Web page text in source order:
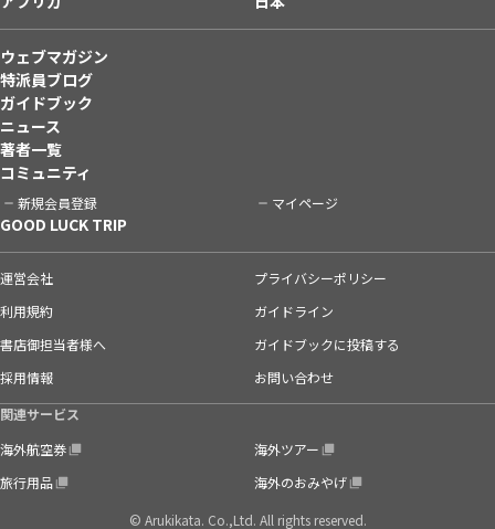
ウェブマガジン
特派員ブログ
ガイドブック
ニュース
著者一覧
コミュニティ
新規会員登録 マイページ
GOOD LUCK TRIP
運営会社
プライバシーポリシー
利用規約
ガイドライン
書店御担当者様へ
ガイドブックに投稿する
採用情報
お問い合わせ
関連サービス
海外航空券
海外ツアー
旅行用品
海外のおみやげ
© Arukikata. Co.,Ltd. All rights reserved.